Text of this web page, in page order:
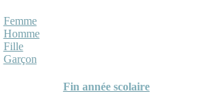
Femme
Homme
Fille
Garçon
Fin année scolaire